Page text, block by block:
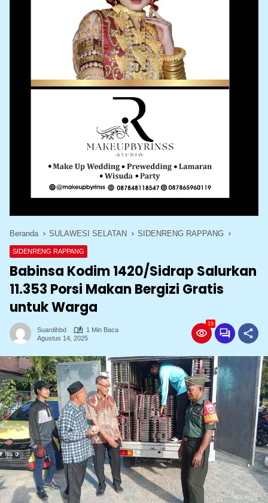
Beranda SULAWESI SELATAN SIDENRENG RAPPANG
SIDENRENG RAPPANG
Babinsa Kodim 1420/Sidrap Salurkan
11.353 Porsi Makan Bergizi Gratis
untuk Warga
Suardihbd
1 Min Baca
Agustus 14, 2025
19